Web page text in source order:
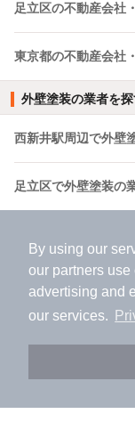
By using our
our partners use
advertising and
our services.
アプリに切
会員登録なし
足立区の不動産会社
東京都の不動産会社
外壁塗装の業者を
西新井駅周辺で外壁
足立区で外壁塗装の
おうち時間を豊か
賃
賃